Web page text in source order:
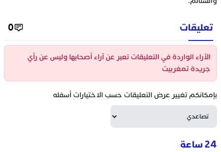
تعليقات 0
الآراء الواردة في التعليقات تعبر عن آراء أصحابها وليس عن رأي
جريدة تمغربيت
بإمكانكم تغيير عرض التعليقات حسب الاختيارات أسفله
24 ساعة